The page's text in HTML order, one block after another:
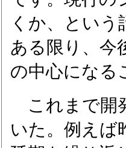
くか、とい
ある限り、今
の中心になる
これまで開
いた。例えば